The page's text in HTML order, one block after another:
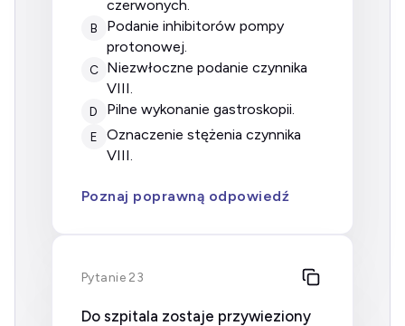
czerwonych.
B
podanie inhibitorów pompy
protonowej.
C
niezwłoczne podanie czynnika
VIII.
D pilne wykonanie gastroskopii.
E
oznaczenie stężenia czynnika
VIII.
Poznaj poprawną odpowiedź
Pytanie 23
Do szpitala zostaje przywieziony